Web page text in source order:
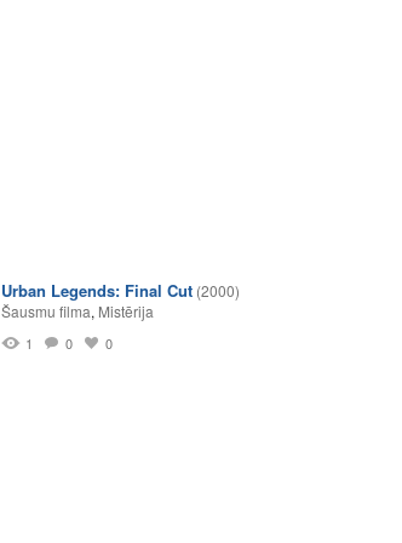
Urban Legends: Final Cut (2000)
Šausmu filma, Mistērija
1 0 0